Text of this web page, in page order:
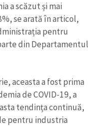
a scăzut și mai
se arată în articol,
pentru
din Departamentul
aceasta a fost prima
de COVID-19, a
tendința continuă,
pentru industria